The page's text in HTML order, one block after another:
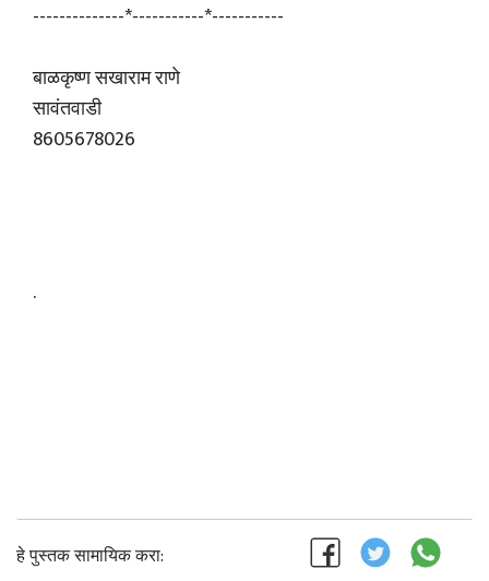
--------------*-----------*-----------
बाळकृष्ण सखाराम राणे
सावंतवाडी
8605678026
.
हे पुस्तक सामायिक करा: